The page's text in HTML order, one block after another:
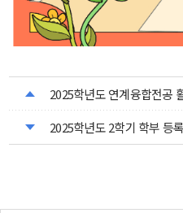
2025학년도 연계융합전공
2025학년도 2학기 학부 등